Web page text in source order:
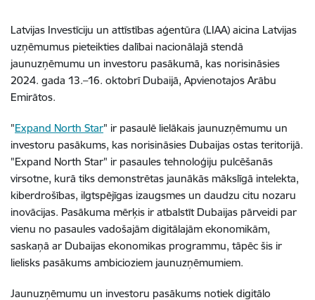
Latvijas Investīciju un attīstības aģentūra (LIAA) aicina Latvijas
uzņēmumus pieteikties dalībai nacionālajā stendā
jaunuzņēmumu un investoru pasākumā, kas norisināsies
2024. gada 13.–16. oktobrī Dubaijā, Apvienotajos Arābu
Emirātos.
"Expand North Star" ir pasaulē lielākais jaunuzņēmumu un
investoru pasākums, kas norisināsies Dubaijas ostas teritorijā.
"Expand North Star" ir pasaules tehnoloģiju pulcēšanās
virsotne, kurā tiks demonstrētas jaunākās mākslīgā intelekta,
kiberdrošības, ilgtspējīgas izaugsmes un daudzu citu nozaru
inovācijas. Pasākuma mērķis ir atbalstīt Dubaijas pārveidi par
vienu no pasaules vadošajām digitālajām ekonomikām,
saskaņā ar Dubaijas ekonomikas programmu, tāpēc šis ir
lielisks pasākums ambicioziem jaunuzņēmumiem.
Jaunuzņēmumu un investoru pasākums notiek digitālo